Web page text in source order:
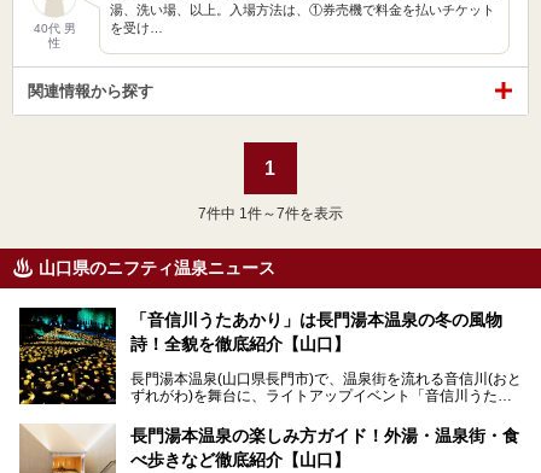
40代 男
性
湯、洗い場、以上。入場方法は、①券売機で料金を払いチケット
を受け…
関連情報から探す
1
7件中 1件～7件を表示
山口県のニフティ温泉ニュース
「音信川うたあかり」は長門湯本温泉の冬の風物
詩！全貌を徹底紹介【山口】
長門湯本温泉(山口県長門市)で、温泉街を流れる音信川(おと
ずれがわ)を舞台に、ライトアップイベント「音信川うたあ
～3月3日(日)。詩のナレーションや音楽に合わせた幻想的な
光の演出や、地元児童生徒が製作した作品などを設置。温泉
街を一段と輝かせてくれます。
長門湯本温泉の楽しみ方ガイド！外湯・温泉街・食
べ歩きなど徹底紹介【山口】